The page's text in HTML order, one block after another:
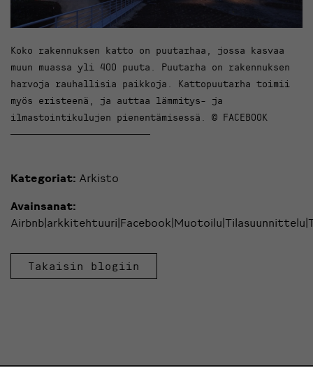
Koko rakennuksen katto on puutarhaa, jossa kasvaa
muun muassa yli 400 puuta. Puutarha on rakennuksen
harvoja rauhallisia paikkoja. Kattopuutarha toimii
myös eristeenä, ja auttaa lämmitys- ja
ilmastointikulujen pienentämisessä. © FACEBOOK
Kategoriat: Arkisto
Avainsanat:
Takaisin blogiin